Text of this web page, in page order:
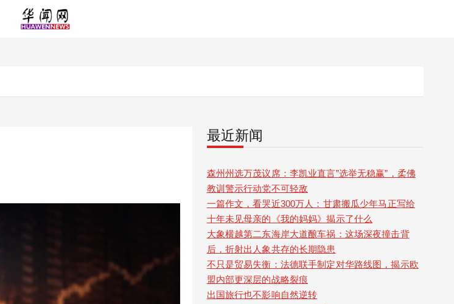
最近新闻
森州州选万茂议席：李凯业直言”选举无稳赢”，柔佛
教训警示行动党不可轻敌
一篇作文，看哭近300万人：甘肃搬瓜少年马正写给
十年未见母亲的《我的妈妈》揭示了什么
大象横越第二东海岸大道酿车祸：这场深夜撞击背
后，折射出人象共存的长期隐患
不只是贸易失衡：法德联手制定对华路线图，揭示欧
盟内部更深层的战略裂痕
出国旅行也不影响自然逆转